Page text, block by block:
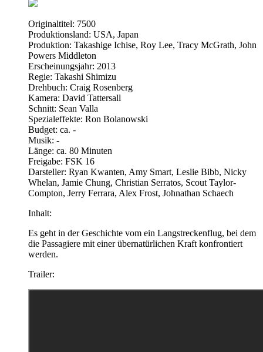
Originaltitel: 7500
Produktionsland: USA, Japan
Produktion: Takashige Ichise, Roy Lee, Tracy McGrath, John
Powers Middleton
Erscheinungsjahr: 2013
Regie: Takashi Shimizu
Drehbuch: Craig Rosenberg
Kamera: David Tattersall
Schnitt: Sean Valla
Spezialeffekte: Ron Bolanowski
Budget: ca. -
Musik: -
Länge: ca. 80 Minuten
Freigabe: FSK 16
Darsteller: Ryan Kwanten, Amy Smart, Leslie Bibb, Nicky
Whelan, Jamie Chung, Christian Serratos, Scout Taylor-
Compton, Jerry Ferrara, Alex Frost, Johnathan Schaech
Inhalt:
Es geht in der Geschichte vom ein Langstreckenflug, bei dem
die Passagiere mit einer übernatürlichen Kraft konfrontiert
werden.
Trailer: